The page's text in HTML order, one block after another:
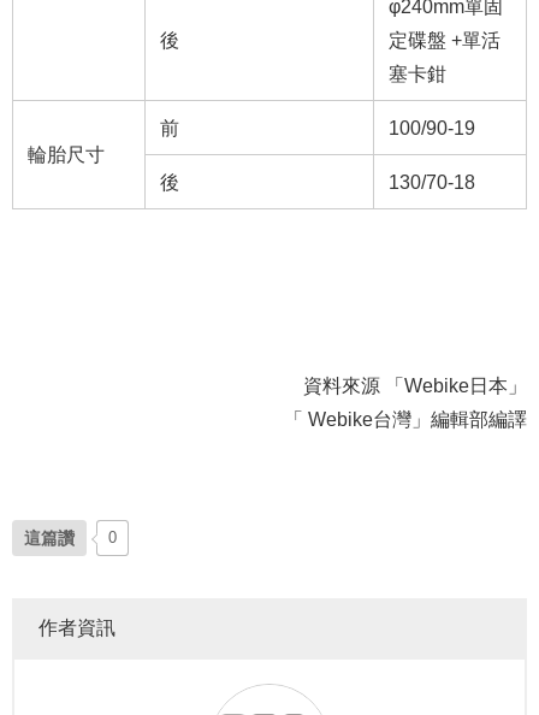
後
φ240mm單固
定碟盤 +單活
塞卡鉗
輪胎尺寸
前 100/90-19
後 130/70-18
資料來源 「Webike日本」
「 Webike台灣」編輯部編譯
這篇讚 0
作者資訊